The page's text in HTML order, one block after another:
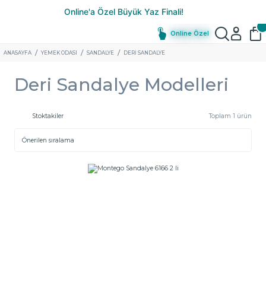
Online Özel
ANASAYFA YEMEK ODASI SANDALYE DERI SANDALYE
Deri Sandalye Modelleri
Stoktakiler Toplam 1 ürün